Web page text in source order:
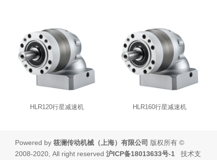
HLR120行星减速机 HLR160行星减速机
Powered by筱澜传动机械（上海）有限公司 版权所有 ©
2008-2020, All right reserved 沪ICP备18013633号-1 技术支